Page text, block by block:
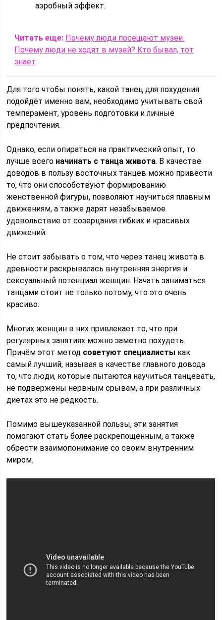
аэробный эффект.
Читать еще: Почему люди посещают музеи.
Почему люди не ходят в музей? Кто бывал, тот
знает
Для того чтобы понять, какой танец для похудения
подойдёт именно вам, необходимо учитывать свой
темперамент, уровень подготовки и личные
предпочтения.
Однако, если опираться на практический опыт, то
лучше всего начинать с танца живота. В качестве
доводов в пользу восточных танцев можно привести
то, что они способствуют формированию
женственной фигуры, позволяют научиться плавным
движениям, а также дарят незабываемое
удовольствие от созерцания гибких и красивых
движений.
Не стоит забывать о том, что через танец живота в
древности раскрывалась внутренняя энергия и
сексуальный потенциал женщин. Начать заниматься
танцами стоит не только потому, что это очень
красиво.
Многих женщин в них привлекает то, что при
регулярных занятиях можно заметно похудеть.
Причём этот метод советуют специалисты как
самый лучший, называя в качестве главного довода
то, что люди, которые пытаются научиться танцевать,
не подвержены нервным срывам, а при различных
диетах это не редкость.
Помимо вышеуказанной пользы, эти занятия
помогают стать более раскрепощённым, а также
обрести взаимопонимание со своим внутренним
миром.